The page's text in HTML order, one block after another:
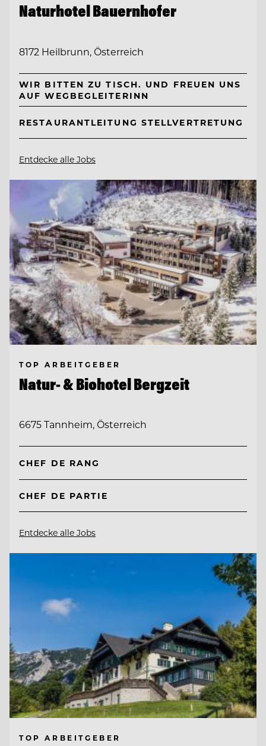
Naturhotel Bauernhofer
8172 Heilbrunn, Österreich
WIR BITTEN ZU TISCH. UND FREUEN UNS
AUF WEGBEGLEITERINN
RESTAURANTLEITUNG STELLVERTRETUNG
Entdecke alle Jobs
TOP ARBEITGEBER
Natur- & Biohotel Bergzeit
6675 Tannheim, Österreich
CHEF DE RANG
CHEF DE PARTIE
Entdecke alle Jobs
TOP ARBEITGEBER